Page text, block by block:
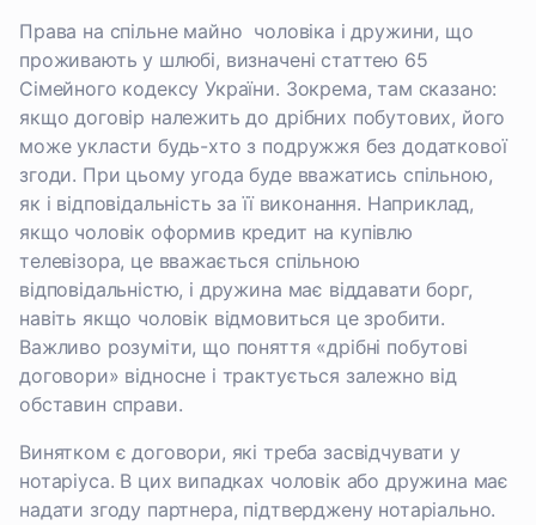
Права на спільне майно чоловіка і дружини, що
проживають у шлюбі, визначені статтею 65
Сімейного кодексу України. Зокрема, там сказано:
якщо договір належить до дрібних побутових, його
може укласти будь-хто з подружжя без додаткової
згоди. При цьому угода буде вважатись спільною,
як і відповідальність за її виконання. Наприклад,
якщо чоловік оформив кредит на купівлю
телевізора, це вважається спільною
відповідальністю, і дружина має віддавати борг,
навіть якщо чоловік відмовиться це зробити.
Важливо розуміти, що поняття «дрібні побутові
договори» відносне і трактується залежно від
обставин справи.
Винятком є договори, які треба засвідчувати у
нотаріуса. В цих випадках чоловік або дружина має
надати згоду партнера, підтверджену нотаріально.